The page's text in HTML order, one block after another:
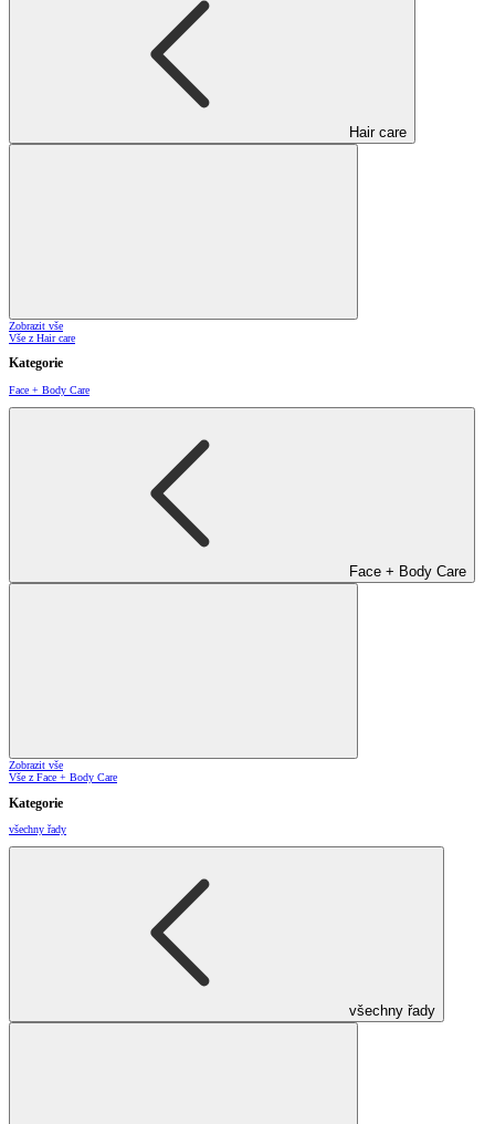
Hair care
Zobrazit vše
Vše z Hair care
Kategorie
Face + Body Care
Face + Body Care
Zobrazit vše
Vše z Face + Body Care
Kategorie
všechny řady
všechny řady